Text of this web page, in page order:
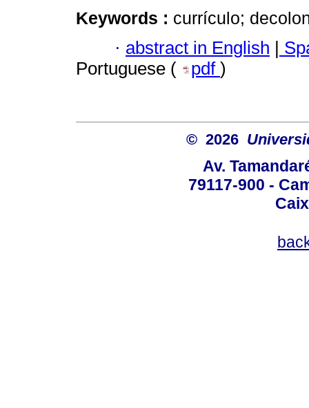
Keywords : currículo;
· abstract in English |
Portuguese (
pdf )
© 2026
Av.
79117-900 -